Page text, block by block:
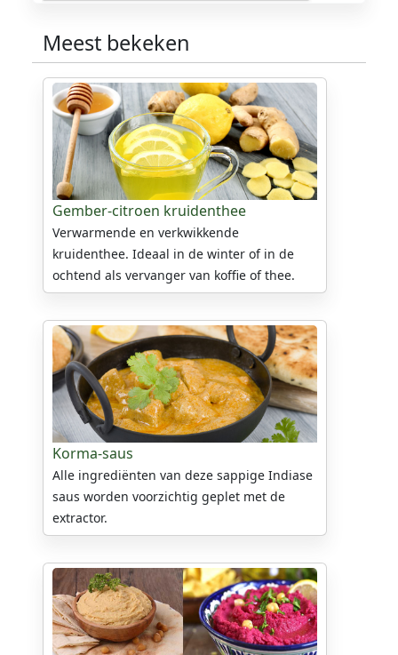
Meest bekeken
Gember-citroen kruidenthee
Verwarmende en verkwikkende
kruidenthee. Ideaal in de winter of in de
ochtend als vervanger van koffie of thee.
Korma-saus
Alle ingrediënten van deze sappige Indiase
saus worden voorzichtig geplet met de
extractor.